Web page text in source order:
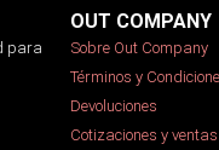
para
OUT COMPANY
Sobre Out Company
Términos y
Devoluciones
Cotizaciones y